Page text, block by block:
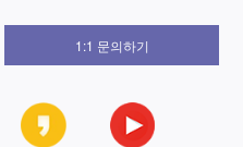
1:1 문의하기